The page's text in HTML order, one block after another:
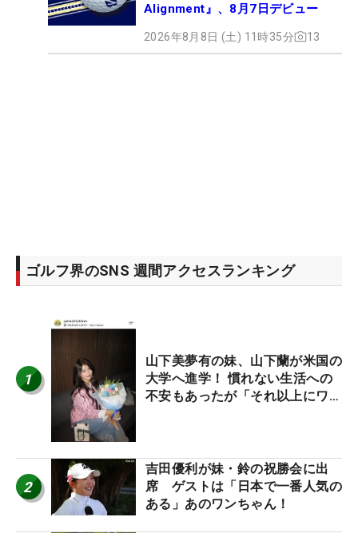
Alignment』、8月7日デビュー
2026年8月8日 (土) 11時35分 13
ゴルフ界のSNS 週間アクセスランキング
1
山下美夢有の妹、山下蘭が米国の
大学へ進学！ 慣れない生活への
不安もあったが「それ以上にワク
2
吉田優利が妹・鈴の祝勝会に出
席 ゲストは「日本で一番人気の
ある」あのワンちゃん！